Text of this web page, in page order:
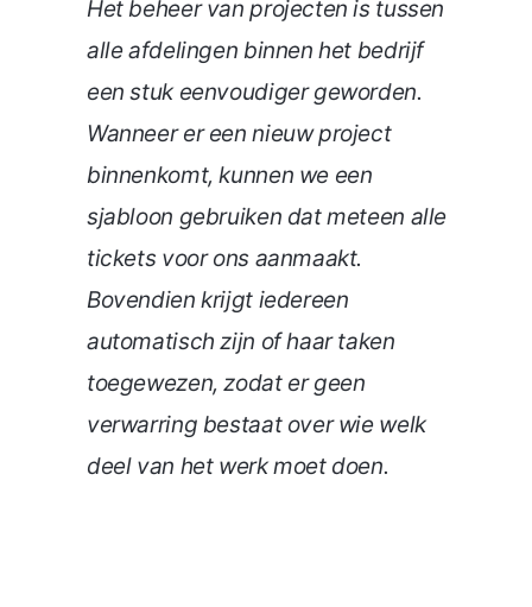
Het beheer van projecten is tussen
alle afdelingen binnen het bedrijf
een stuk eenvoudiger geworden.
Wanneer er een nieuw project
binnenkomt, kunnen we een
sjabloon gebruiken dat meteen alle
tickets voor ons aanmaakt.
Bovendien krijgt iedereen
automatisch zijn of haar taken
toegewezen, zodat er geen
verwarring bestaat over wie welk
deel van het werk moet doen.